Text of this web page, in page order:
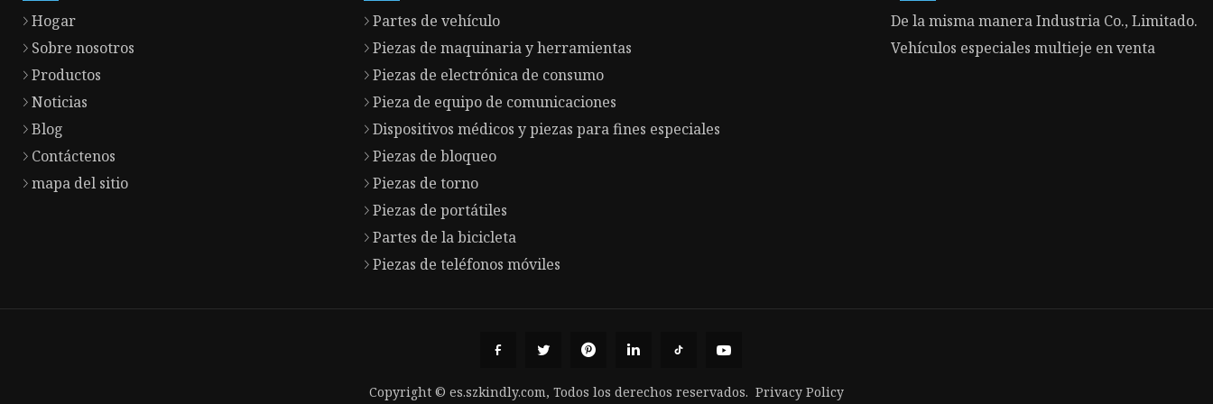
Hogar
Sobre nosotros
Productos
Noticias
Blog
Contáctenos
mapa del sitio
Partes de vehículo
Piezas de maquinaria y herramientas
Piezas de electrónica de consumo
Pieza de equipo de comunicaciones
Dispositivos médicos y piezas para fines especiales
Piezas de bloqueo
Piezas de torno
Piezas de portátiles
Partes de la bicicleta
Piezas de teléfonos móviles
De la misma manera Industria Co., Limitado.
Vehículos especiales multieje en venta
Copyright © es.szkindly.com, Todos los derechos reservados. Privacy Policy